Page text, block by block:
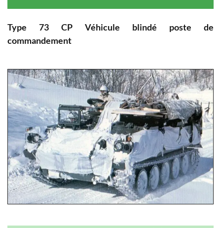
Type 73 CP Véhicule blindé poste de
commandement